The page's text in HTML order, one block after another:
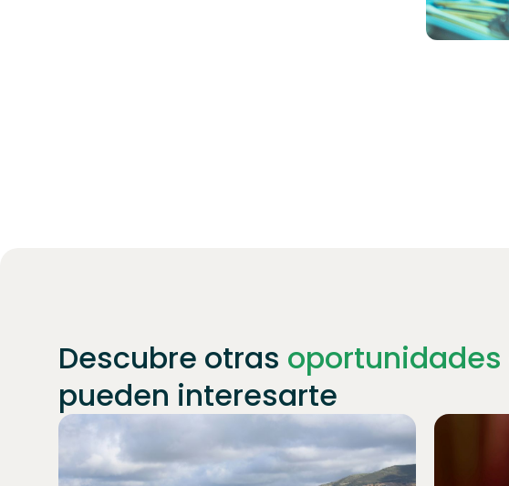
Descubre otras oportunidades
pueden interesarte
Únete a